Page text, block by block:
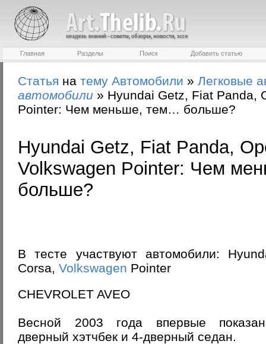
Главная Разделы Поиск Добавить статью
Статья на тему Автомобили » Легковые
автомобили » Hyundai Getz, Fiat Panda,
Pointer: Чем меньше, тем… больше?
Hyundai Getz, Fiat Panda,
Volkswagen Pointer: Чем
больше?
В тесте участвуют автомобили:
Corsa, Volkswagen Pointer
CHEVROLET AVEO
Весной 2003 года впервые
дверный хэтчбек и 4-дверный седан.